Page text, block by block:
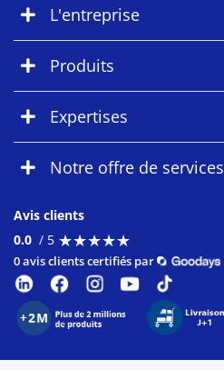
L'entreprise
Produits
Expertises
Notre offre de services
Avis clients
0.0 / 5 ★★★★★
★★★★★
0 avis clients certifiés par